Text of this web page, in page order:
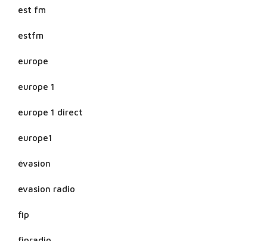
est fm
estfm
europe
europe 1
europe 1 direct
europe1
évasion
evasion radio
fip